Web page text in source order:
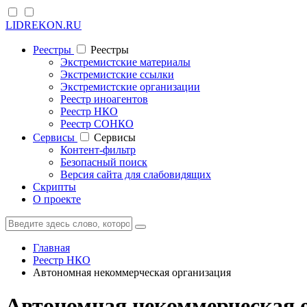
LIDREKON.RU
Реестры
Реестры
Экстремистские материалы
Экстремистские ссылки
Экстремистские организации
Реестр иноагентов
Реестр НКО
Реестр СОНКО
Cервисы
Cервисы
Контент-фильтр
Безопасный поиск
Версия сайта для слабовидящих
Скрипты
О проекте
Главная
Реестр НКО
Автономная некоммерческая организация